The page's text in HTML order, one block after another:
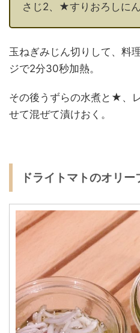
さじ2、★すりおろしに
玉ねぎみじん切りして、料
ジで2分30秒加熱。
その後うずらの水煮と★、
せて混ぜて漬けおく。
ドライトマトのオリー